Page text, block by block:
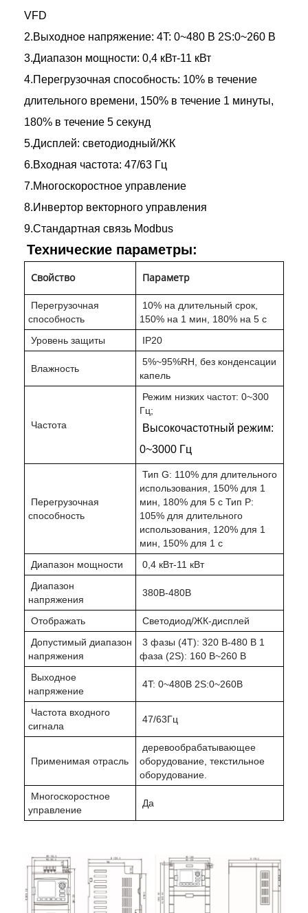
VFD
2.Выходное напряжение: 4T: 0~480 В 2S:0~260 В
3.Диапазон мощности: 0,4 кВт-11 кВт
4.Перегрузочная способность: 10% в течение
длительного времени, 150% в течение 1 минуты,
180% в течение 5 секунд
5.Дисплей: светодиодный/ЖК
6.Входная частота: 47/63 Гц
7.Многоскоростное управление
8.Инвертор векторного управления
9.Стандартная связь Modbus
Технические параметры:
Свойство Параметр
Перегрузочная
способность
10% на длительный срок,
150% на 1 мин, 180% на 5 с
Уровень защиты
IP20
Влажность
5%~95%RH, без конденсации
капель
Частота
Режим низких частот: 0~300
Гц;
Высокочастотный режим:
0~3000 Гц
Перегрузочная
способность
Тип G: 110% для длительного
использования, 150% для 1
мин, 180% для 5 с Тип P:
105% для длительного
использования, 120% для 1
мин, 150% для 1 с
Диапазон мощности
0,4 кВт-11 кВт
Диапазон
напряжения
380В-480В
Отображать
Светодиод/ЖК-дисплей
Допустимый диапазон
напряжения
3 фазы (4T): 320 В-480 В 1
фаза (2S): 160 В~260 В
Выходное
напряжение
4T: 0~480В 2S:0~260В
Частота входного
сигнала
47/63Гц
Применимая отрасль
деревообрабатывающее
оборудование, текстильное
оборудование.
Многоскоростное
управление
Да